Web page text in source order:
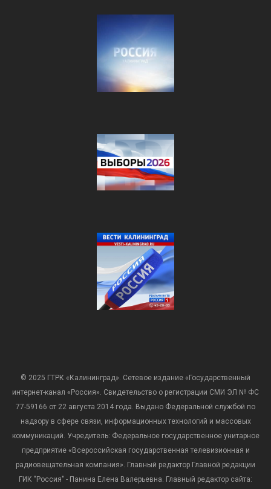
© 2025 ГТРК «Калининград». Сетевое издание «Государственный
интернет-канал «Россия». Свидетельство о регистрации СМИ ЭЛ № ФС
77-59166 от 22 августа 2014 года. Выдано Федеральной службой по
надзору в сфере связи, информационных технологий и массовых
коммуникаций. Учредитель: Федеральное государственное унитарное
предприятие «Всероссийская государственная телевизионная и
радиовещательная компания». Главный редактор Главной редакции
ГИК "Россия" - Панина Елена Валерьевна. Главный редактор сайта: